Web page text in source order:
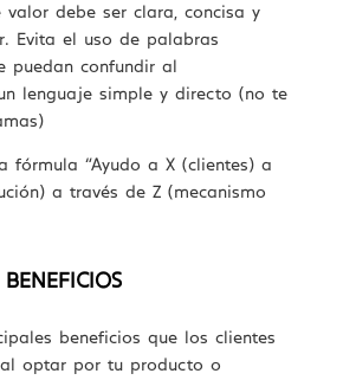
valor debe ser clara, concisa y
Evita el uso de palabras
puedan confundir al
lenguaje simple y directo (no te
fórmula “Ayudo a X (clientes) a
a través de Z (mecanismo
BENEFICIOS
beneficios que los clientes
al optar por tu producto o